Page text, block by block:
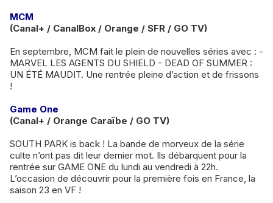
MCM
(Canal+ / CanalBox / Orange / SFR / GO TV)
En septembre, MCM fait le plein de nouvelles séries avec : -
MARVEL LES AGENTS DU SHIELD - DEAD OF SUMMER :
UN ÉTÉ MAUDIT. Une rentrée pleine d’action et de frissons
!
Game One
(Canal+ / Orange Caraïbe / GO TV)
SOUTH PARK is back ! La bande de morveux de la série
culte n’ont pas dit leur dernier mot. Ils débarquent pour la
rentrée sur GAME ONE du lundi au vendredi à 22h.
L’occasion de découvrir pour la première fois en France, la
saison 23 en VF !